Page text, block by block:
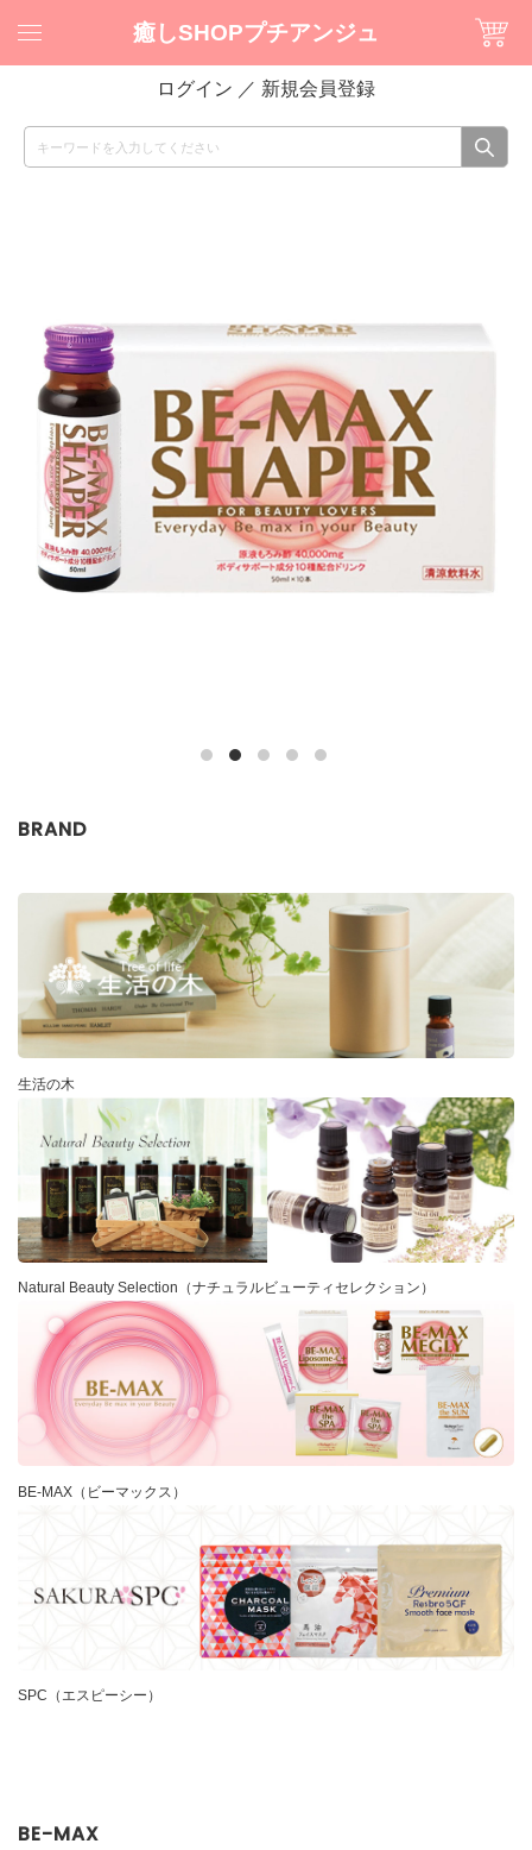
癒しSHOPプチアンジュ
ログイン ／ 新規会員登録
BRAND
生活の木
Natural Beauty Selection（ナチュラルビューティセレクション）
BE-MAX（ビーマックス）
SPC（エスピーシー）
BE-MAX